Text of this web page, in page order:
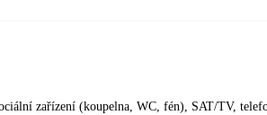
zařízení (koupelna, WC, fén), SAT/TV,